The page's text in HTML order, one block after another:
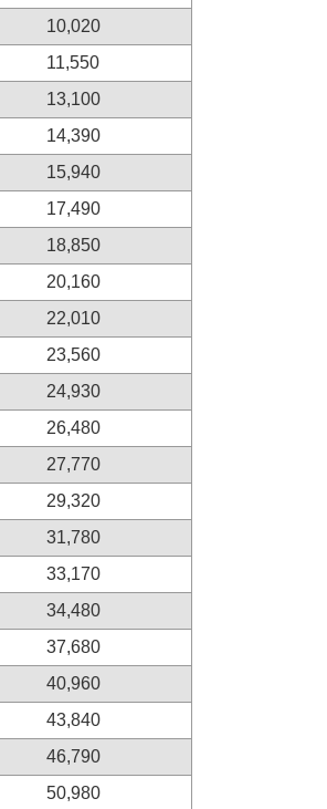
10,020
11,550
13,100
14,390
15,940
17,490
18,850
20,160
22,010
23,560
24,930
26,480
27,770
29,320
31,780
33,170
34,480
37,680
40,960
43,840
46,790
50,980